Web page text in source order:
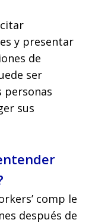
y presentar
de
ser
personas
sus
comp le
después de